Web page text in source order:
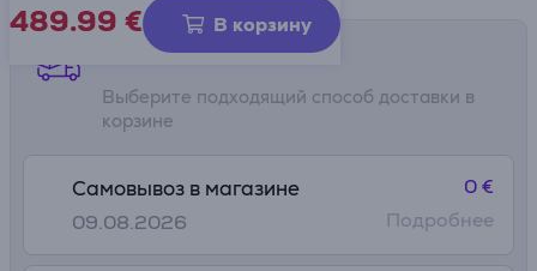
• Насадки для разных зон тела
• Smart SkinProtect Sensor определяет тон кожи и
автоматически регулирует мощность
489.99 € В корзину
Способы доставки
Выберите подходящий способ доставки в
корзине
Самовывоз в магазине
09.08.2026
0 €
Подробнее